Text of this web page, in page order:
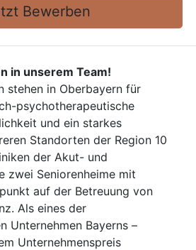
Bewerben
in unserem Team!
stehen in Oberbayern für
psychotherapeutische
und ein starkes
Standorten der Region 10
der Akut- und
zwei Seniorenheime mit
auf der Betreuung von
Als eines der
Unternehmen Bayerns –
Unternehmenspreis